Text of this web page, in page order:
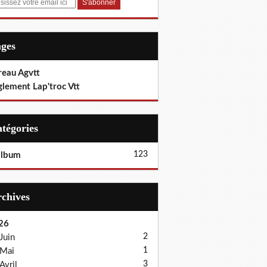
Agvtt
Lap'troc Vtt
123
Juin
2
Mai 1
Avril 3